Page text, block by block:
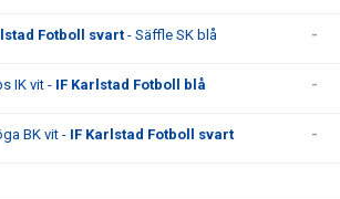
Fotboll svart - Säffle SK blå -
IK vit - IF Karlstad Fotboll blå -
BK vit - IF Karlstad Fotboll svart -